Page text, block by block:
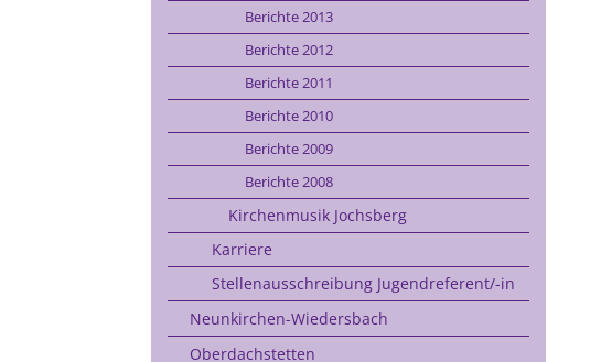
Berichte 2013
Berichte 2012
Berichte 2011
Berichte 2010
Berichte 2009
Berichte 2008
Kirchenmusik Jochsberg
Karriere
Stellenausschreibung Jugendreferent/-in
Neunkirchen-Wiedersbach
Oberdachstetten